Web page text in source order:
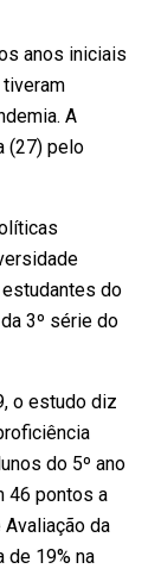
anos iniciais
A
(27) pelo
estudantes do
3º série do
o estudo diz
do 5º ano
46 pontos a
da
de 19% na